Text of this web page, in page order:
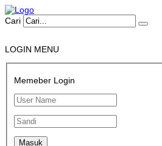
Cari
LOGIN MENU
Memeber Login